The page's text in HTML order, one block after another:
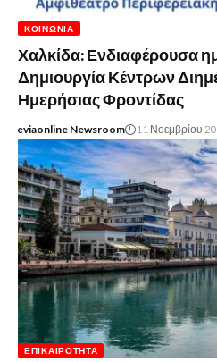
ΚΟΙΝΩΝΊΑ
Χαλκίδα: Ενδιαφέρουσα
Δημιουργία Κέντρων
Ημερήσιας Φροντίδας
eviaonline Newsroom 11 Νοεμβρίου
ΕΠΙΚΑΙΡΌΤΗΤΑ